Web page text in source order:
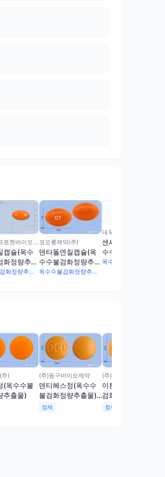
(주)에이프로젠바이오로직스
캡슐(옥수
화정량추출
용)
옥수수불검화정량추출물 35mg
코오롱제약(주)
덴타돌연질캡슐(옥
수수불검화정량추출
물)
옥수수불검화정량추출물 35mg
대우제약(주)
센세돌연질캡슐(옥
수수불검화정량추출
물)(수출용)
주)
(옥수수불
추출물)
(주)동구바이오제약
덴티헤스정(옥수수
불검화정량추출물)
(수출용)
정제
(주)종근당
이튼큐정(옥수수불
검화정량추출물)
정제